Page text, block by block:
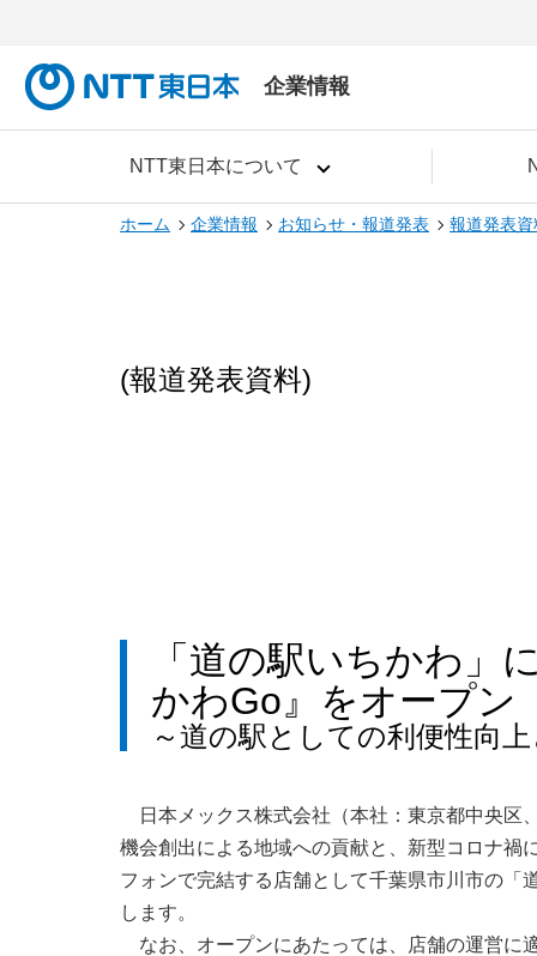
企業情報
NTT東日本について
ホーム 企業情報 お知らせ・報道発表 報道発表資
(報道発表資料)
「道の駅いちかわ」
かわGo』をオープン
～道の駅としての利便性向
日本メックス株式会社（本社：東京都中央
機会創出による地域への貢献と、新型コロナ禍
フォンで完結する店舗として千葉県市川市の「
します。
なお、オープンにあたっては、店舗の運営に